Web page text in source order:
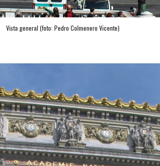
Vista general (foto: Pedro Colmenero Vicente)